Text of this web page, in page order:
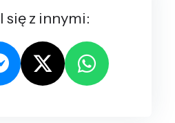
się z innymi: